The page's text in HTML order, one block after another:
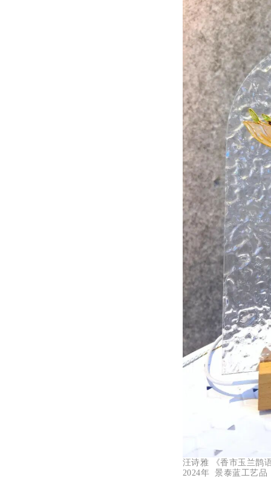
汪诗雅 《香市玉兰鹊
2024年 景泰蓝工艺品